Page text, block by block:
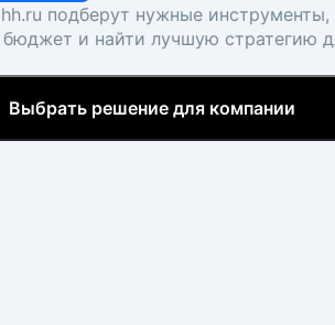
подберут нужные инструменты,
бюджет и найти лучшую стратегию
Выбрать решение для компании